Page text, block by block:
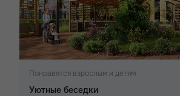
Понравятся взрослым и детям
Уютные беседки